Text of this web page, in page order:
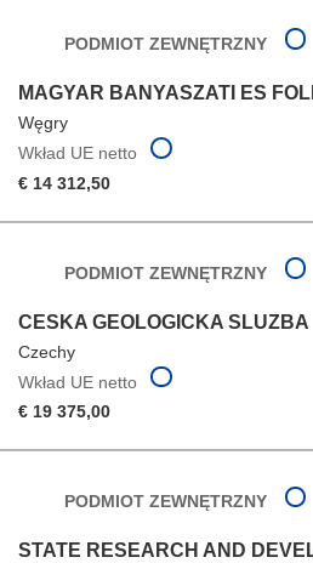
PODMIOT ZEWNĘTRZNY
MAGYAR BANYASZATI ES
Węgry
Wkład UE netto
€ 14 312,50
PODMIOT ZEWNĘTRZNY
CESKA GEOLOGICKA SLUZBA
Czechy
Wkład UE netto
€ 19 375,00
PODMIOT ZEWNĘTRZNY
STATE RESEARCH AND